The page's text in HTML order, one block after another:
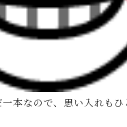
本なので、思い入れもひ